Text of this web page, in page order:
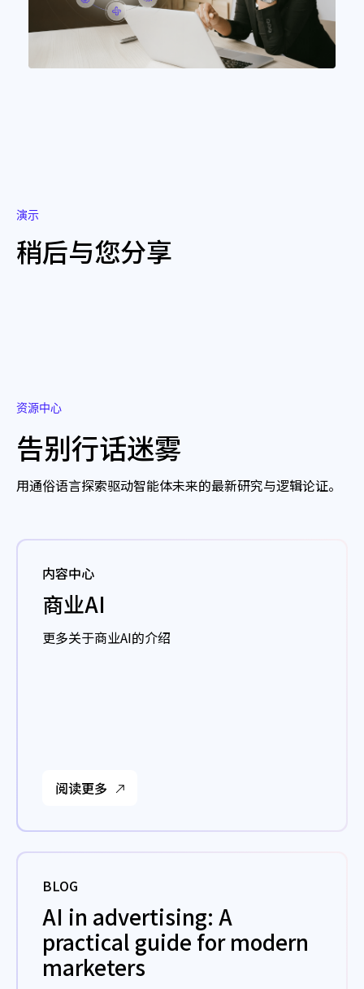
演示
稍后与您分享
资源中心
告别行话迷雾
用通俗语言探索驱动智能体未来的最新研究与逻辑论证。
内容中心
商业AI
更多关于商业AI的介绍
阅读更多
BLOG
AI in advertising: A
practical guide for modern
marketers